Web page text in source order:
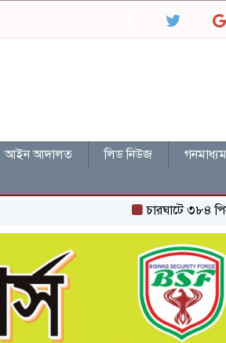
আইন আদালত লিড নিউজ গনমাধ্যম
চারঘাটে ৩৮৪ পিস